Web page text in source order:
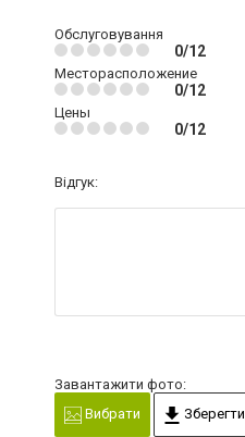
Обслуговування
0/12
Месторасположение
0/12
Цены
0/12
Відгук:
Завантажити фото:
Вибрати
Зберегти